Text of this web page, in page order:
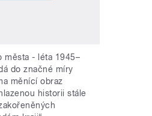
města - léta 1945–
do značné míry
měnící obraz
historii stále